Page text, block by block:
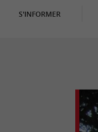
S'INFORMER